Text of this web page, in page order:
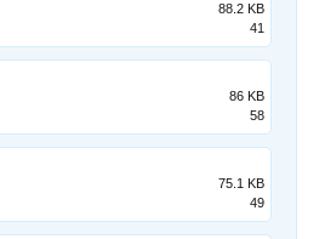
88.2 KB
41
86 KB
58
75.1 KB
49